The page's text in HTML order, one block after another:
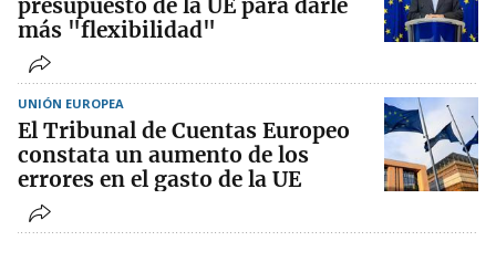
presupuesto de la UE para darle
más "flexibilidad"
UNIÓN EUROPEA
El Tribunal de Cuentas Europeo
constata un aumento de los
errores en el gasto de la UE